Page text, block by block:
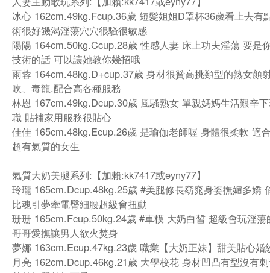
冰心 162cm.49kg.Fcup.36歲 短髮姐姐D罩杯36歲看上去有
術很好饑渴淫蕩穴穴很騷很敏感
陽陽 164cm.50kg.Ccup.28歲 性感人妻 床上功夫淫蕩 要是
技術的話 可以讓她教你幾招哦
雨蓉 164cm.48kg.D+cup.37歲 身材很贊高挑類型的熟女顏
吹、毒龍.配合高各種服務
林恩 167cm.49kg.Dcup.30歲 風騷熟女 單親媽媽生活艱辛
職 貼補家用服務很貼心
佳佳 165cm.48kg.Ecup.26歲 是瑜伽老師喔 身體很柔軟 適
超有氣質的女生
氣質大奶美腿系列:【加賴:kk7417或eyny77】
玲瓏 165cm.Dcup.48kg.25歲 #美腿修長窈窕身姿撫媚多嬌
比魂引夢牽電臀細腰超級會扭動
珊珊 165cm.Fcup.50kg.24歲 #車模 大奶白皙 超級會玩淫蕩
哥哥愛撫讓男人欲火焚身
夢娜 163cm.Ecup.47kg.23歲 職業【大奶正妹】甜美貼心婚
月亮 162cm.Dcup.46kg.21歲 大學校花 身材凹凸有型沒有